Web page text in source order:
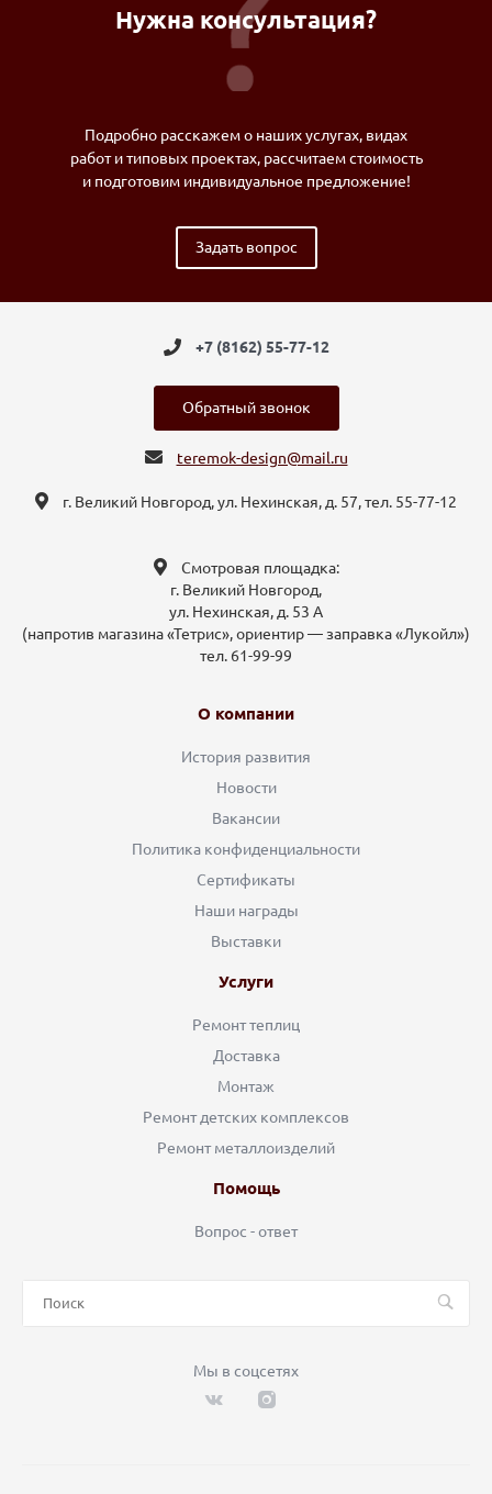
Нужна консультация?
Подробно расскажем о наших услугах, видах
работ и типовых проектах, рассчитаем стоимость
и подготовим индивидуальное предложение!
Задать вопрос
+7 (8162) 55-77-12
Обратный звонок
teremok-design@mail.ru
г. Великий Новгород, ул. Нехинская, д. 57, тел. 55-77-12
Смотровая площадка:
г. Великий Новгород,
ул. Нехинская, д. 53 А
(напротив магазина «Тетрис», ориентир — заправка «Лукойл»)
тел. 61-99-99
О компании
История развития
Новости
Вакансии
Политика конфиденциальности
Сертификаты
Наши награды
Выставки
Услуги
Ремонт теплиц
Доставка
Монтаж
Ремонт детских комплексов
Ремонт металлоизделий
Помощь
Вопрос - ответ
Мы в соцсетях